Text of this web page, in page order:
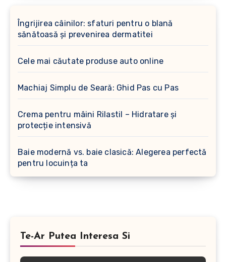
Îngrijirea câinilor: sfaturi pentru o blană
sănătoasă și prevenirea dermatitei
Cele mai căutate produse auto online
Machiaj Simplu de Seară: Ghid Pas cu Pas
Crema pentru mâini Rilastil – Hidratare și
protecție intensivă
Baie modernă vs. baie clasică: Alegerea perfectă
pentru locuința ta
Te-Ar Putea Interesa Si